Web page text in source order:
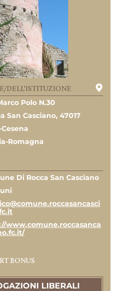
DELL'ISTITUZIONE
Polo N.30
San Casciano, 47017
Romagna
Di Rocca San Casciano
www.comune.roccasanca
BONUS
LIBERALI